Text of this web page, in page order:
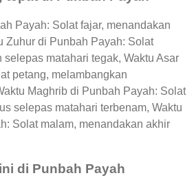
Payah: Solat fajar, menandakan
Zuhur di Punbah Payah: Solat
matahari tegak, Waktu Asar
petang, melambangkan
Maghrib di Punbah Payah: Solat
selepas matahari terbenam, Waktu
Solat malam, menandakan akhir
di Punbah Payah